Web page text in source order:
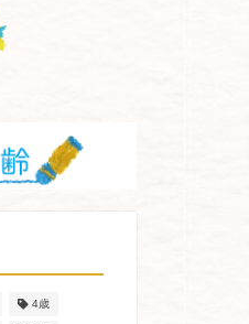
4歳